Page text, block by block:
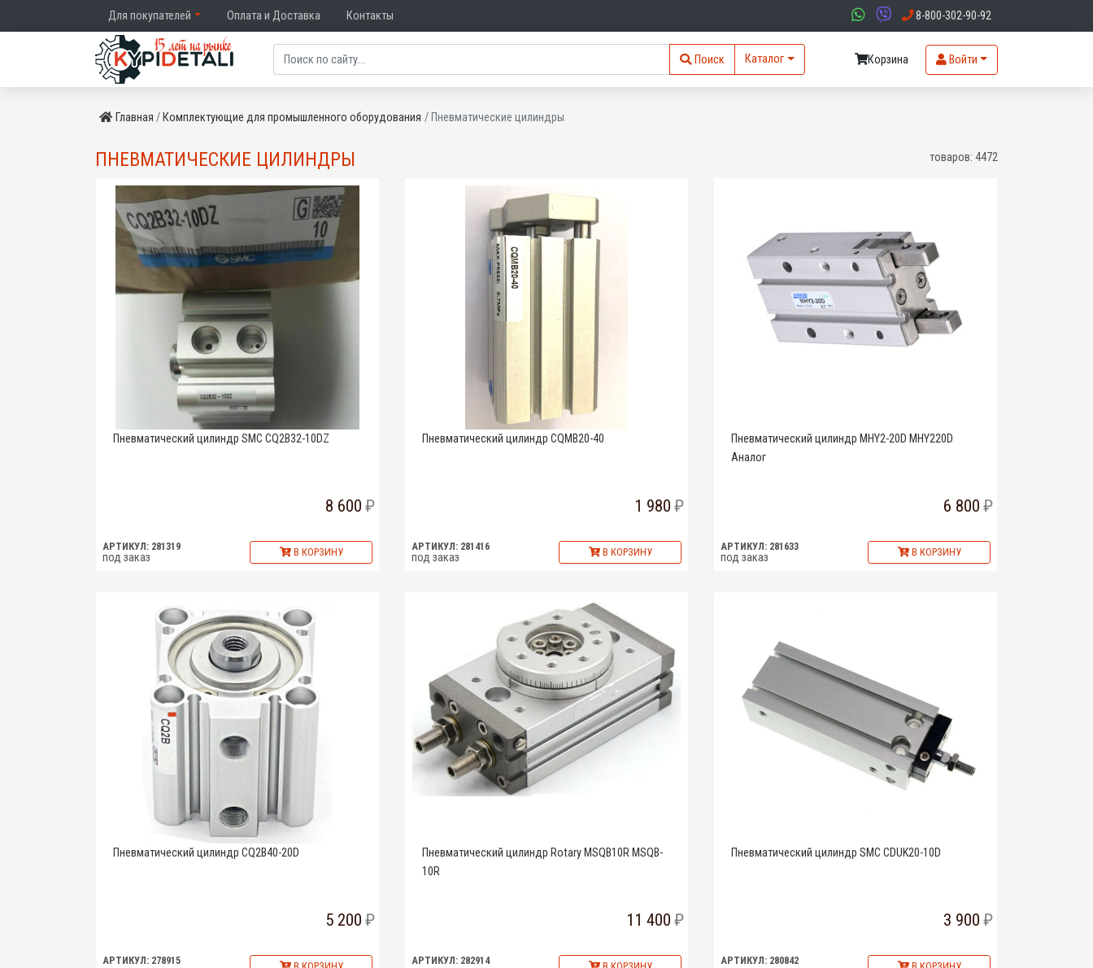
Для покупателей Оплата и Доставка Контакты 8-800-302-90-92
Поиск Каталог Корзина Войти
Главная Комплектующие для промышленного оборудования Пневматические цилиндры
ПНЕВМАТИЧЕСКИЕ ЦИЛИНДРЫ товаров: 4472
Пневматический цилиндр SMC CQ2B32-10DZ
8 600
АРТИКУЛ: 281319
под заказ В КОРЗИНУ
Пневматический цилиндр CQMB20-40
1 980
АРТИКУЛ: 281416
под заказ В КОРЗИНУ
Пневматический цилиндр MHY2-20D MHY220D
Аналог
6 800
АРТИКУЛ: 281633
под заказ В КОРЗИНУ
Пневматический цилиндр CQ2B40-20D
5 200
АРТИКУЛ: 278915
Пневматический цилиндр Rotary MSQB10R MSQB-
10R
11 400
АРТИКУЛ: 282914
Пневматический цилиндр SMC CDUK20-10D
3 900
АРТИКУЛ: 280842